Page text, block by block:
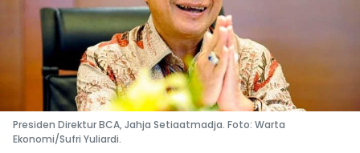
Presiden Direktur BCA, Jahja Setiaatmadja. Foto: Warta
Ekonomi/Sufri Yuliardi.